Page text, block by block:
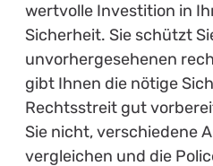
wertvolle Investition in
Sicherheit. Sie schützt
unvorhergesehenen
gibt Ihnen die nötige
Rechtsstreit gut
Sie nicht, verschiedene
vergleichen und die